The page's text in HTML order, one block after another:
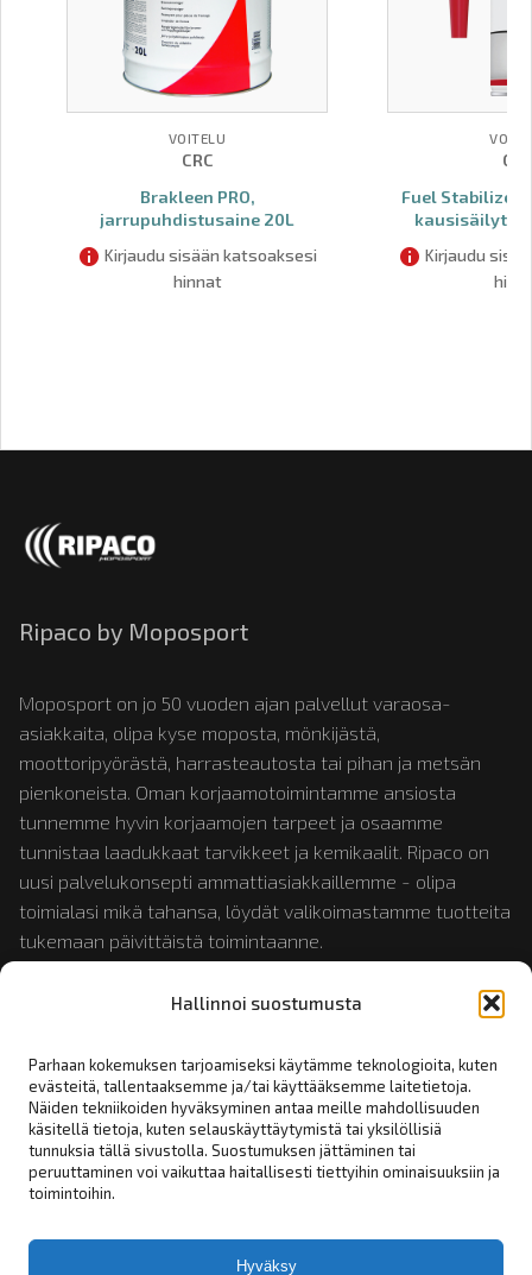
Hallinnoi suostumusta
Parhaan kokemuksen tarjoamiseksi käytämme teknologioita, kuten
evästeitä, tallentaaksemme ja/tai käyttääksemme laitetietoja.
Näiden tekniikoiden hyväksyminen antaa meille mahdollisuuden
käsitellä tietoja, kuten selauskäyttäytymistä tai yksilöllisiä
tunnuksia tällä sivustolla. Suostumuksen jättäminen tai
peruuttaminen voi vaikuttaa haitallisesti tiettyihin ominaisuuksiin ja
toimintoihin.
Hyväksy
VOITELU
CRC
Brakleen PRO,
jarrupuhdistusaine 20L
Kirjaudu sisään katsoaksesi
hinnat
Fuel
Kirjaudu
Ripaco by Moposport
Moposport on jo 50 vuoden ajan palvellut varaosa-
asiakkaita, olipa kyse moposta, mönkijästä,
moottoripyörästä, harrasteautosta tai pihan ja metsän
pienkoneista. Oman korjaamotoimintamme ansiosta
tunnemme hyvin korjaamojen tarpeet ja osaamme
tunnistaa laadukkaat tarvikkeet ja kemikaalit. Ripaco on
uusi palvelukonsepti ammattiasiakkaillemme - olipa
toimialasi mikä tahansa, löydät valikoimastamme tuotteita
tukemaan päivittäistä toimintaanne.
mopotukku.fijamoposport.fi
Linkit:
Yhteystiedot
Tilaus- toimitus- ja myyntiehdot